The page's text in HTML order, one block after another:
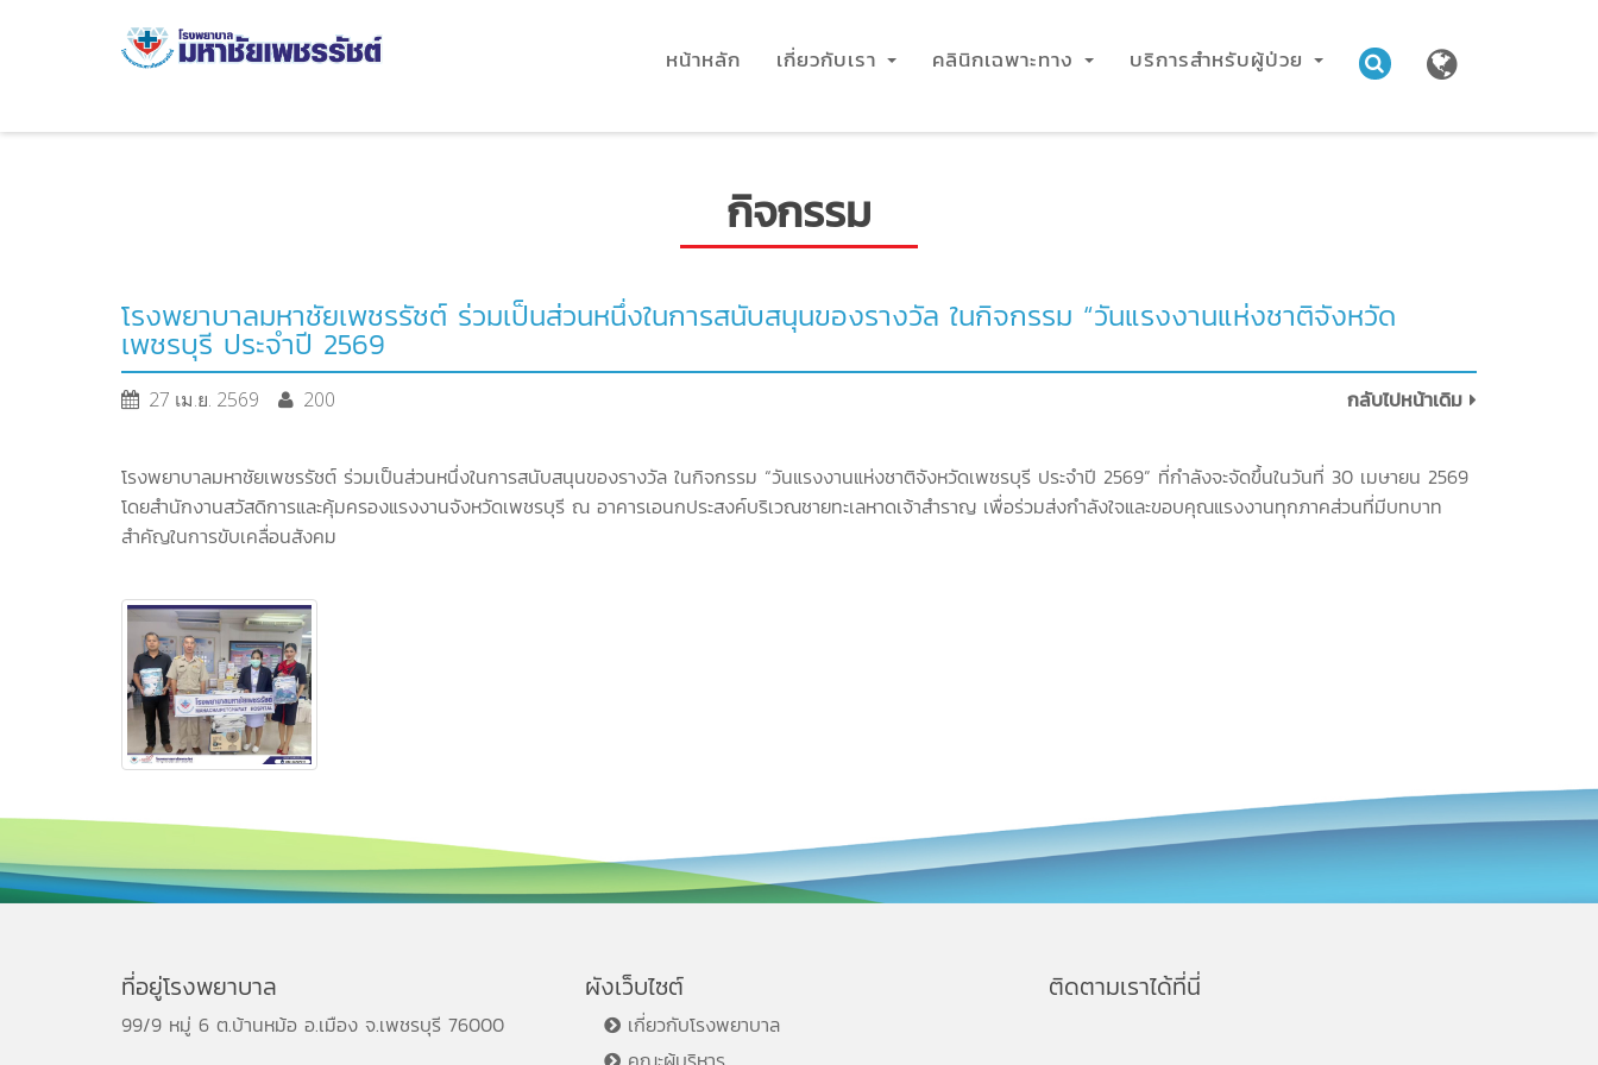
หน้าหลัก เกี่ยวกับเรา คลินิกเฉพาะทาง บริการสำหรับผู้ป่วย
กิจกรรม
โรงพยาบาลมหาชัยเพชรรัชต์ ร่วมเป็นส่วนหนึ่งในการสนับสนุนของรางวัล ในกิจกรรม “วันแรงงานแห่งชาติจังหวัด
เพชรบุรี ประจำปี 2569
27 เม.ย. 2569 200 กลับไปหน้าเดิม
โรงพยาบาลมหาชัยเพชรรัชต์ ร่วมเป็นส่วนหนึ่งในการสนับสนุนของรางวัล ในกิจกรรม “วันแรงงานแห่งชาติจังหวัดเพชรบุรี ประจำปี 2569” ที่กำลังจะจัดขึ้นในวันที่ 30 เมษายน 2569
โดยสำนักงานสวัสดิการและคุ้มครองแรงงานจังหวัดเพชรบุรี ณ อาคารเอนกประสงค์บริเวณชายทะเลหาดเจ้าสำราญ เพื่อร่วมส่งกำลังใจและขอบคุณแรงงานทุกภาคส่วนที่มีบทบาท
สำคัญในการขับเคลื่อนสังคม
ที่อยู่โรงพยาบาล
99/9 หมู่ 6 ต.บ้านหม้อ อ.เมือง จ.เพชรบุรี 76000
ผังเว็บไซต์
เกี่ยวกับโรงพยาบาล
ติดตามเราได้ที่นี่